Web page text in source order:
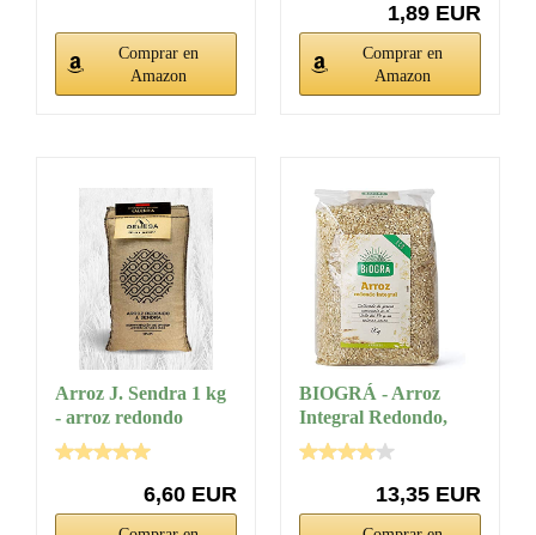
Comprar en
Amazon
1,89 EUR
Comprar en
Amazon
Arroz J. Sendra 1 kg
- arroz redondo
gourmet...
6,60 EUR
BIOGRÁ - Arroz
Integral Redondo,
Bajo Contenido...
13,35 EUR